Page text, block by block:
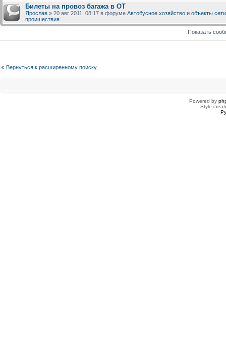
Билеты на провоз багажа в ОТ
Ярослав » 20 авг 2011, 08:17 в форуме Автобусное хозяйство и объекты
проишествия
Показать
Вернуться к расширенному поиску
Powered by
Style